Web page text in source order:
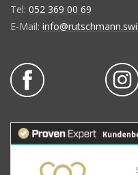
Tel: 052 369 00 69
E-Mail: